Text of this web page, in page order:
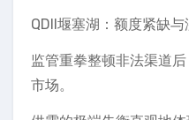
QDII堰塞湖：额度紧缺与
监管重拳整顿非法渠道
市场。